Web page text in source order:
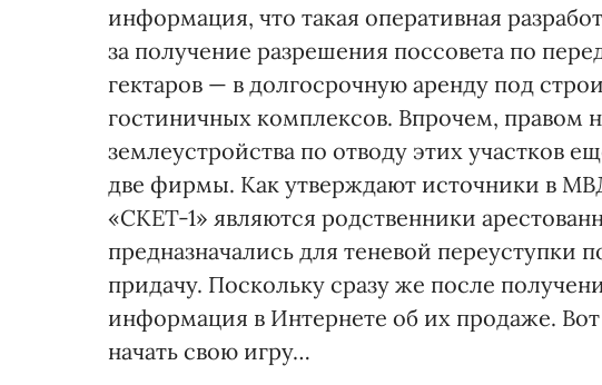
информация, что такая оперативная
за получение разрешения поссовета по
гектаров — в долгосрочную аренду под
гостиничных комплексов. Впрочем, правом
землеустройст­ва по отводу этих участков
две фирмы. Как утверждают источники в
«СКЕТ-1» являются род­ственники
предназначались для теневой
придачу. Поскольку сразу же после
информация в Интернете об их продаже.
начать свою игру…